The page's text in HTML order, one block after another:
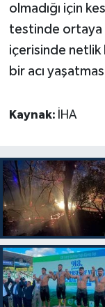
olmadığı için
testinde ortaya
içerisinde netlik
bir acı
Kaynak: İHA